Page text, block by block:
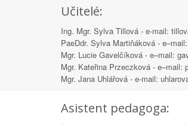
Učitelé:
Ing. Mgr. Sylva Tillová - e-mail:
PaeDdr. Sylva Martiňáková -
Mgr. Lucie Gavelčíková - e–mail:
Mgr. Kateřina Przeczková - e–mail:
Mgr. Jana Uhlářová - e-mail:
Asistent pedagoga: